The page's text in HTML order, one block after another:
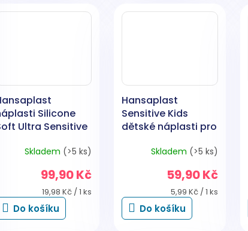
Silicone
Ultra Sensitive
Skladem (>5 ks)
99,90 Kč
Měrná
cena:
19,98 Kč / 1 ks
Do košíku
Hansaplast
Sensitive Kids
dětské náplasti pro
Skladem (>5 ks)
59,90 Kč
Měrná
cena:
5,99 Kč / 1 ks
Do košíku